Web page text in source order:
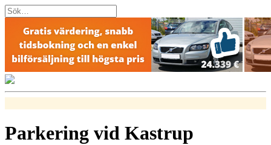
Parkering vid Kastrup